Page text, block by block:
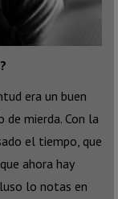
era un buen
de mierda. Con la
el tiempo, que
ahora hay
lo notas en